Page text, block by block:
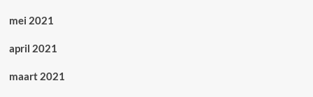
mei 2021
april 2021
maart 2021